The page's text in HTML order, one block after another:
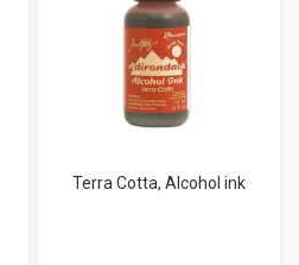
Terra Cotta, Alcohol ink